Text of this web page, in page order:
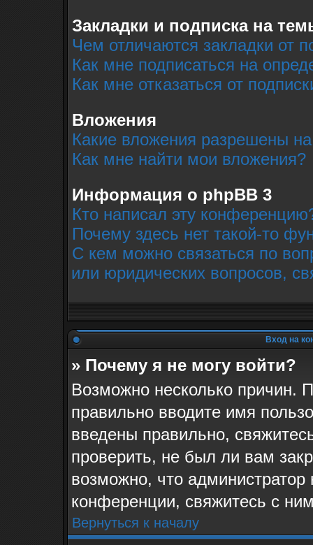
Закладки и подписка на
Чем отличаются закладки от
Как мне подписаться на
Как мне отказаться от
Вложения
Какие вложения разрешены
Как мне найти мои вложения?
Информация о phpBB 3
Кто написал эту
Почему здесь нет такой-то
С кем можно связаться по
или юридических вопросов,
Вход на
» Почему я не могу войти?
Возможно несколько причин.
правильно вводите имя
введены правильно,
проверить, не был ли вам
возможно, что
конференции, свяжитесь с
Вернуться к началу